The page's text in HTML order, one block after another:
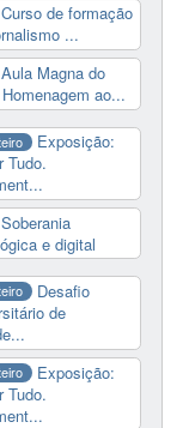
Curso de formação
...
Aula Magna do
ao...
Exposição:
Tudo.
Soberania
e digital
Desafio
de
Exposição:
Tudo.